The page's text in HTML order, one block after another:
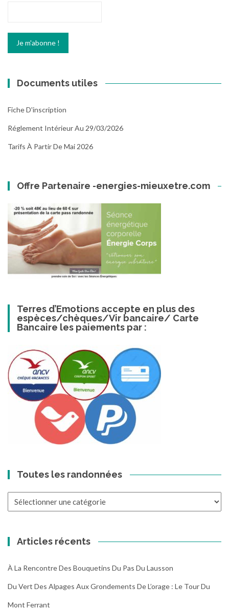
Documents utiles
Fiche D'inscription
Réglement Intérieur Au 29/03/2026
Tarifs À Partir De Mai 2026
Offre Partenaire -energies-mieuxetre.com
Terres d’Emotions accepte en plus des
espèces/chèques/Vir bancaire/ Carte
Bancaire les paiements par :
Toutes les randonnées
Articles récents
À La Rencontre Des Bouquetins Du Pas Du Lausson
Du Vert Des Alpages Aux Grondements De L’orage : Le Tour Du
Mont Ferrant